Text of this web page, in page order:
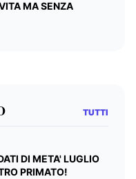
MA SENZA
TUTTI
DI META' LUGLIO
PRIMATO!